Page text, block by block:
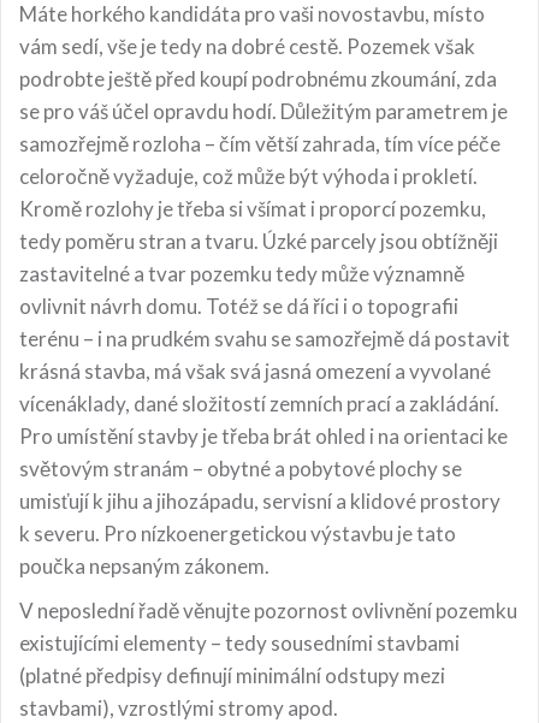
Máte horkého kandidáta pro vaši novostavbu, místo
vám sedí, vše je tedy na dobré cestě. Pozemek však
podrobte ještě před koupí podrobnému zkoumání, zda
se pro váš účel opravdu hodí. Důležitým parametrem je
samozřejmě rozloha – čím větší zahrada, tím více péče
celoročně vyžaduje, což může být výhoda i prokletí.
Kromě rozlohy je třeba si všímat i proporcí pozemku,
tedy poměru stran a tvaru. Úzké parcely jsou obtížněji
zastavitelné a tvar pozemku tedy může významně
ovlivnit návrh domu. Totéž se dá říci i o topografii
terénu – i na prudkém svahu se samozřejmě dá postavit
krásná stavba, má však svá jasná omezení a vyvolané
vícenáklady, dané složitostí zemních prací a zakládání.
Pro umístění stavby je třeba brát ohled i na orientaci ke
světovým stranám – obytné a pobytové plochy se
umisťují k jihu a jihozápadu, servisní a klidové prostory
k severu. Pro nízkoenergetickou výstavbu je tato
poučka nepsaným zákonem.
V neposlední řadě věnujte pozornost ovlivnění pozemku
existujícími elementy – tedy sousedními stavbami
(platné předpisy definují minimální odstupy mezi
stavbami), vzrostlými stromy apod.